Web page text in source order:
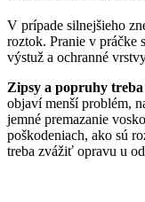
V prípade silnejšieho
roztok. Pranie v práčke
výstuž a ochranné
Zipsy a popruhy
objaví menší problém,
jemné premazanie
poškodeniach, ako sú
treba zvážiť opravu u